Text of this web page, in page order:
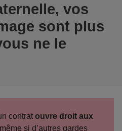
vos
sont plus
ne le
contrat ouvre droit aux
si d’autres gardes